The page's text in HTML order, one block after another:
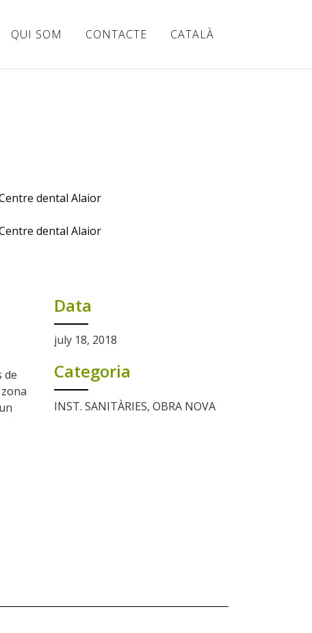
QUI SOM CONTACTE CATALÀ
de
Data
july 18, 2018
Categoria
INST. SANITÀRIES, OBRA NOVA